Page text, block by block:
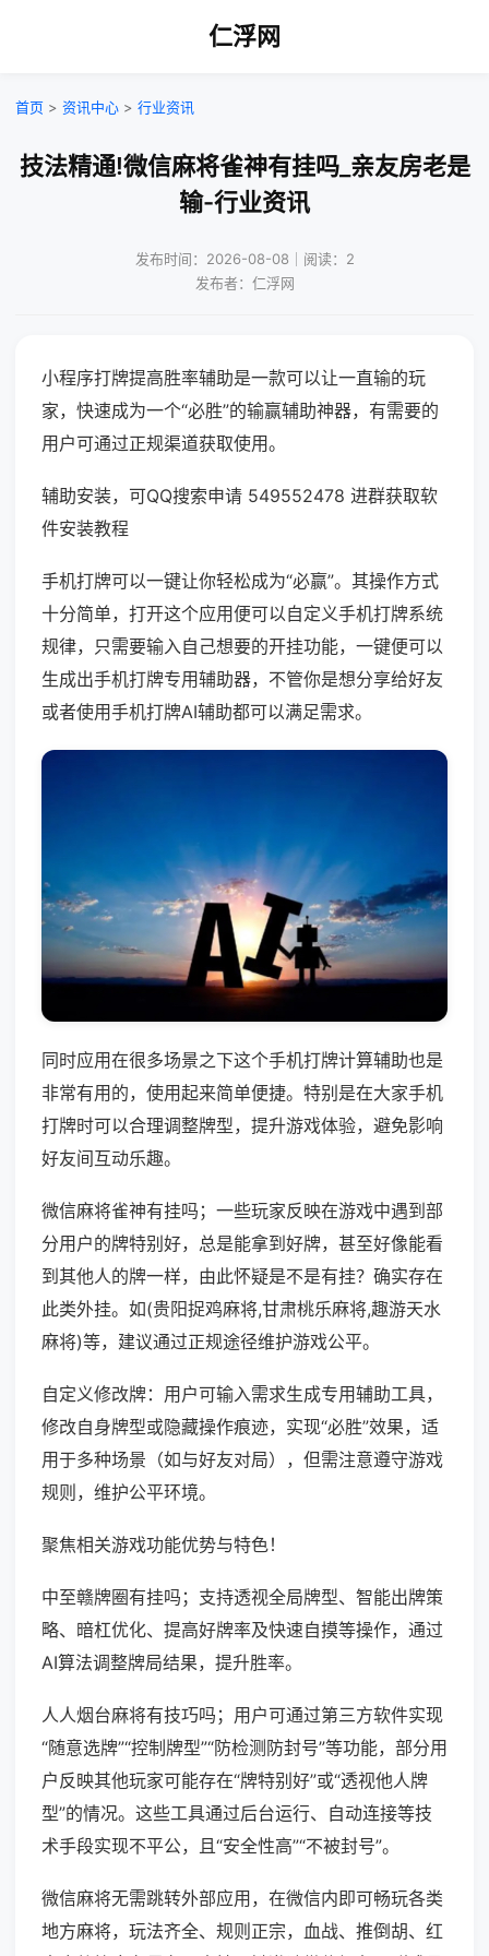
仁浮网
首页 > 资讯中心 > 行业资讯
技法精通!微信麻将雀神有挂吗_亲友房老是
输-行业资讯
发布时间：2026-08-08｜阅读：2
发布者：仁浮网
小程序打牌提高胜率辅助是一款可以让一直输的玩
家，快速成为一个“必胜”的输赢辅助神器，有需要的
用户可通过正规渠道获取使用。
辅助安装，可QQ搜索申请 549552478 进群获取软
件安装教程
手机打牌可以一键让你轻松成为“必赢”。其操作方式
十分简单，打开这个应用便可以自定义手机打牌系统
规律，只需要输入自己想要的开挂功能，一键便可以
生成出手机打牌专用辅助器，不管你是想分享给好友
或者使用手机打牌AI辅助都可以满足需求。
同时应用在很多场景之下这个手机打牌计算辅助也是
非常有用的，使用起来简单便捷。特别是在大家手机
打牌时可以合理调整牌型，提升游戏体验，避免影响
好友间互动乐趣。
微信麻将雀神有挂吗；一些玩家反映在游戏中遇到部
分用户的牌特别好，总是能拿到好牌，甚至好像能看
到其他人的牌一样，由此怀疑是不是有挂？确实存在
此类外挂。如(贵阳捉鸡麻将,甘肃桃乐麻将,趣游天水
麻将)等，建议通过正规途径维护游戏公平。
自定义修改牌：用户可输入需求生成专用辅助工具，
修改自身牌型或隐藏操作痕迹，实现“必胜”效果，适
用于多种场景（如与好友对局），但需注意遵守游戏
规则，维护公平环境。
聚焦相关游戏功能优势与特色！
中至赣牌圈有挂吗；支持透视全局牌型、智能出牌策
略、暗杠优化、提高好牌率及快速自摸等操作，通过
AI算法调整牌局结果，提升胜率。
人人烟台麻将有技巧吗；用户可通过第三方软件实现
“随意选牌”“控制牌型”“防检测防封号”等功能，部分用
户反映其他玩家可能存在“牌特别好”或“透视他人牌
型”的情况。这些工具通过后台运行、自动连接等技
术手段实现不平公，且“安全性高”“不被封号”。
微信麻将无需跳转外部应用，在微信内即可畅玩各类
地方麻将，玩法齐全、规则正宗，血战、推倒胡、红